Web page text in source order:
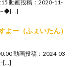
動画投稿：2020-11-
◆[…]
よー（ふぇいたん）
動画投稿：2024-03-
[…]